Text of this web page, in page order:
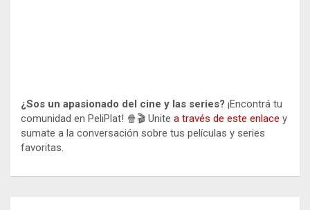
¿Sos un apasionado del cine y las series? ¡Encontrá tu
comunidad en PeliPlat! 🍿🎬 Unite a través de este enlace y
sumate a la conversación sobre tus películas y series
favoritas.